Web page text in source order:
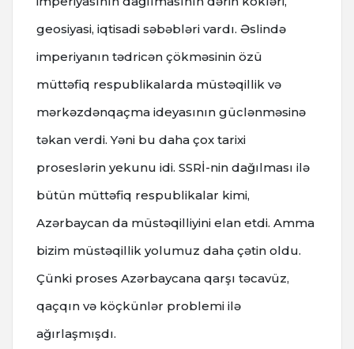
geosiyasi, iqtisadi səbəbləri vardı. Əslində
imperiyanın tədricən çökməsinin özü
müttəfiq respublikalarda müstəqillik və
mərkəzdənqaçma ideyasının güclənməsinə
təkan verdi. Yəni bu daha çox tarixi
proseslərin yekunu idi. SSRİ-nin dağılması ilə
bütün müttəfiq respublikalar kimi,
Azərbaycan da müstəqilliyini elan etdi. Amma
bizim müstəqillik yolumuz daha çətin oldu.
Çünki proses Azərbaycana qarşı təcavüz,
qaçqın və köçkünlər problemi ilə
ağırlaşmışdı.